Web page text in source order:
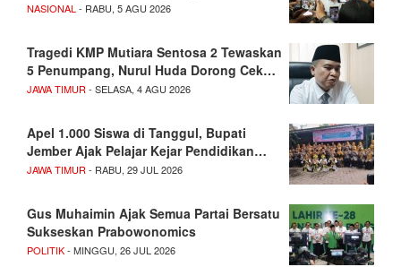
NASIONAL - RABU, 5 AGU 2026
Tragedi KMP Mutiara Sentosa 2 Tewaskan
5 Penumpang, Nurul Huda Dorong Cek…
JAWA TIMUR - SELASA, 4 AGU 2026
Apel 1.000 Siswa di Tanggul, Bupati
Jember Ajak Pelajar Kejar Pendidikan…
JAWA TIMUR - RABU, 29 JUL 2026
Gus Muhaimin Ajak Semua Partai Bersatu
Sukseskan Prabowonomics
POLITIK- MINGGU, 26 JUL 2026